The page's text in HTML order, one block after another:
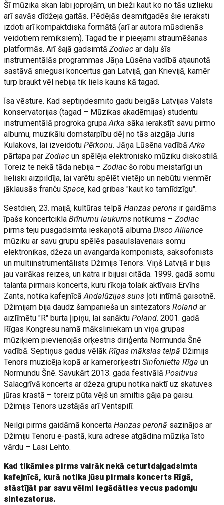
Šī mūzika skan labi joprojām, un bieži kaut ko no tās uzlieku
arī savās dīdžeja gaitās. Pēdējās desmitgadēs šie ieraksti
izdoti arī kompaktdiska formātā (arī ar autora mūsdienās
veidotiem remiksiem). Tagad tie ir pieejami straumēšanas
platformās. Arī šajā gadsimtāZodiac ar daļu šīs
instrumentālās programmas Jāņa Lūsēna vadībā atjaunotā
sastāvā sniegusi koncertus gan Latvijā, gan Krievijā, kamēr
turp braukt vēl nebija tik liels kauns kā tagad.
Īsa vēsture. Kad septiņdesmito gadu beigās Latvijas Valsts
konservatorijas (tagad – Mūzikas akadēmijas) studentu
instrumentālā progroka grupaArka sāka ierakstīt savu pirmo
albumu, muzikālu domstarpību dēļ no tās aizgāja Juris
Kulakovs, lai izveidotuPērkonu. Jāņa Lūsēna vadībāArka
pārtapa parZodiac un spēlēja elektronisko mūziku diskostilā.
Toreiz te nekā tāda nebija –Zodiac šo robu meistarīgi un
lieliski aizpildīja, lai varētu spēlēt vietējo un nebūtu vienmēr
jāklausās frančuSpace, kad gribas "kaut ko tamlīdzīgu".
Sestdien, 23. maijā, kultūras telpāHanzas perons ir gaidāms
īpašs koncertciklaBrīnumu laukums notikums –Zodiac
pirms teju pusgadsimta ieskaņotā albumaDisco Alliance
mūziku ar savu grupu spēlēs pasaulslavenais somu
elektronikas, džeza un avangarda komponists, saksofonists
un multiinstrumentālists Džimijs Tenors. Viņš Latvijā ir bijis
jau vairākas reizes, un katra ir bijusi citāda. 1999. gadā somu
talanta pirmais koncerts, kuru rīkoja tolaik aktīvais Ervīns
Zants, notika kafejnīcāAndalūzijas suns ļoti intīmā gaisotnē.
Džimijam bija daudz šampanieša un sintezatorsRoland ar
aizlīmētu "R" burta ļipiņu, lai sanāktuPoland. 2001. gadā
Rīgas Kongresu namā māksliniekam un viņa grupas
mūziķiem pievienojās orķestris diriģenta Normunda Šnē
vadībā. Septiņus gadus vēlākRīgas mākslas telpā Džimijs
Tenors muzicēja kopā ar kamerorķestriSinfonietta Rīgaun
Normundu Šnē. Savukārt 2013. gada festivālāPositivus
Salacgrīvā koncerts ar džeza grupu notika naktī uz skatuves
jūras krastā – toreiz pūta vējš un smiltis gāja pa gaisu.
Džimijs Tenors uzstājās arī Ventspilī.
Neilgi pirms gaidāmā koncertaHanzas peronā sazinājos ar
Džimiju Tenoru e-pastā, kura adrese atgādina mūziķa īsto
vārdu – Lasi Lehto.
Kad tikāmies pirms vairāk nekā ceturtdaļgadsimta
kafejnīcā, kurā notika jūsu pirmais koncerts Rīgā,
stāstījāt par savu vēlmi iegādāties vecus padomju
sintezatorus.